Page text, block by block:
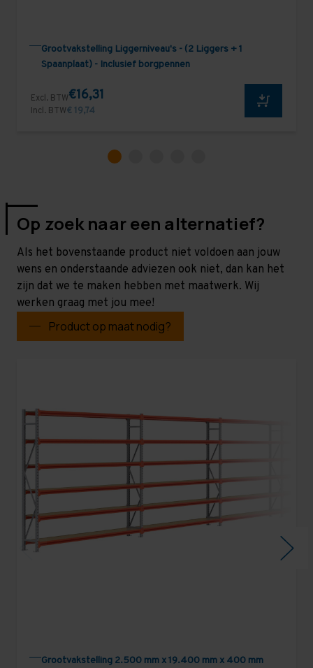
Grootvakstelling Liggerniveau's - (2 Liggers + 1
Spaanplaat) - Inclusief borgpennen
Excl. BTW€16,31
Incl. BTW€ 19,74
Op zoek naar een alternatief?
Als het bovenstaande product niet voldoen aan jouw
wens en onderstaande adviezen ook niet, dan kan het
zijn dat we te maken hebben met maatwerk. Wij
werken graag met jou mee!
Product op maat nodig?
Grootvakstelling 2.500 mm x 19.400 mm x 400 mm